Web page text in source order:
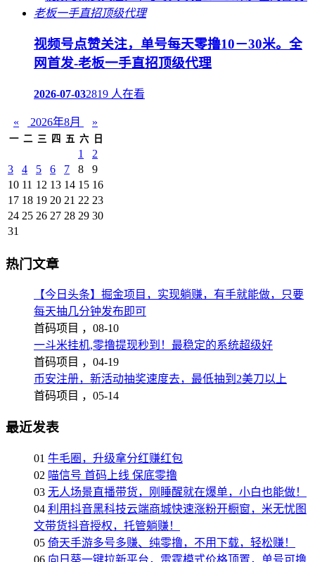
视频号点赞关注，单号每天零撸10－30米。全
网首发-老板一手直招顶级代理
2026-07-032819 人在看
« 2026年8月 »
一 二 三 四 五 六 日
1
2
3
4 5 6 7 8
9
10 11 12 13 14 15 16
17 18 19 20 21 22 23
24 25 26 27 28 29 30
31
热门文章
【今日头条】掘金项目，实现躺赚，有手就能做，只要
每天抽几分钟发布即可
首码项目 ， 08-10
一斗米挂机,零撸提现秒到！最稳定的系统超级好
首码项目 ， 04-19
币安注册，新活动抽奖速度去，最低抽到2美刀以上
首码项目 ， 05-14
最近发表
01 牛毛圈，升级拿分红赚红包
02 喵信号 首码上线 保底零撸
03 无人场景直播带货，刚睡醒就在爆单，小白也能做！
04 利用抖音黑科技云端商城快速涨粉开橱窗，米无忧图
文带货抖音授权，托管躺赚！
05 倚天手游多号多赚、纯零撸，不用下载，轻松赚！
06 向日葵一键拉新平台，雷霆模式价格顶置，单号可撸